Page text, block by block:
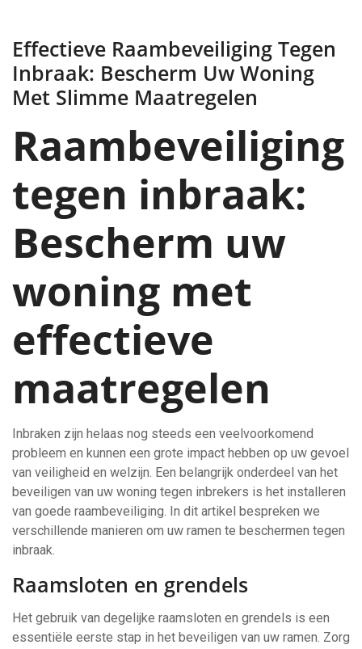
Effectieve Raambeveiliging Tegen
Inbraak: Bescherm Uw Woning
Met Slimme Maatregelen
Raambeveiliging
tegen inbraak:
Bescherm uw
woning met
effectieve
maatregelen
Inbraken zijn helaas nog steeds een veelvoorkomend
probleem en kunnen een grote impact hebben op uw gevoel
van veiligheid en welzijn. Een belangrijk onderdeel van het
beveiligen van uw woning tegen inbrekers is het installeren
van goede raambeveiliging. In dit artikel bespreken we
verschillende manieren om uw ramen te beschermen tegen
inbraak.
Raamsloten en grendels
Het gebruik van degelijke raamsloten en grendels is een
essentiële eerste stap in het beveiligen van uw ramen. Zorg